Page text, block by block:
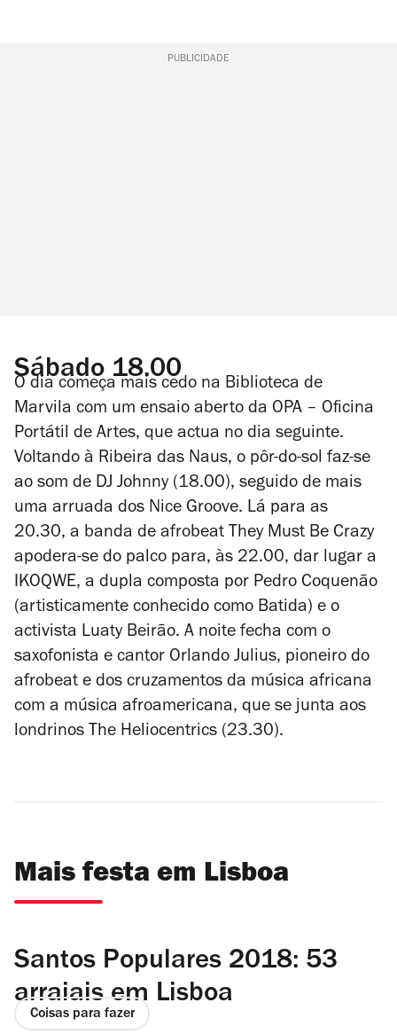
PUBLICIDADE
Sábado 18.00
O dia começa mais cedo na Biblioteca de
Marvila com um ensaio aberto da OPA – Oficina
Portátil de Artes, que actua no dia seguinte.
Voltando à Ribeira das Naus, o pôr-do-sol faz-se
ao som de DJ Johnny (18.00), seguido de mais
uma arruada dos Nice Groove. Lá para as
20.30, a banda de afrobeat They Must Be Crazy
apodera-se do palco para, às 22.00, dar lugar a
IKOQWE, a dupla composta por Pedro Coquenão
(artisticamente conhecido como Batida) e o
activista Luaty Beirão. A noite fecha com o
saxofonista e cantor Orlando Julius, pioneiro do
afrobeat e dos cruzamentos da música africana
com a música afroamericana, que se junta aos
londrinos The Heliocentrics (23.30).
Mais festa em Lisboa
Santos Populares 2018: 53
arraiais em Lisboa
Coisas para fazer